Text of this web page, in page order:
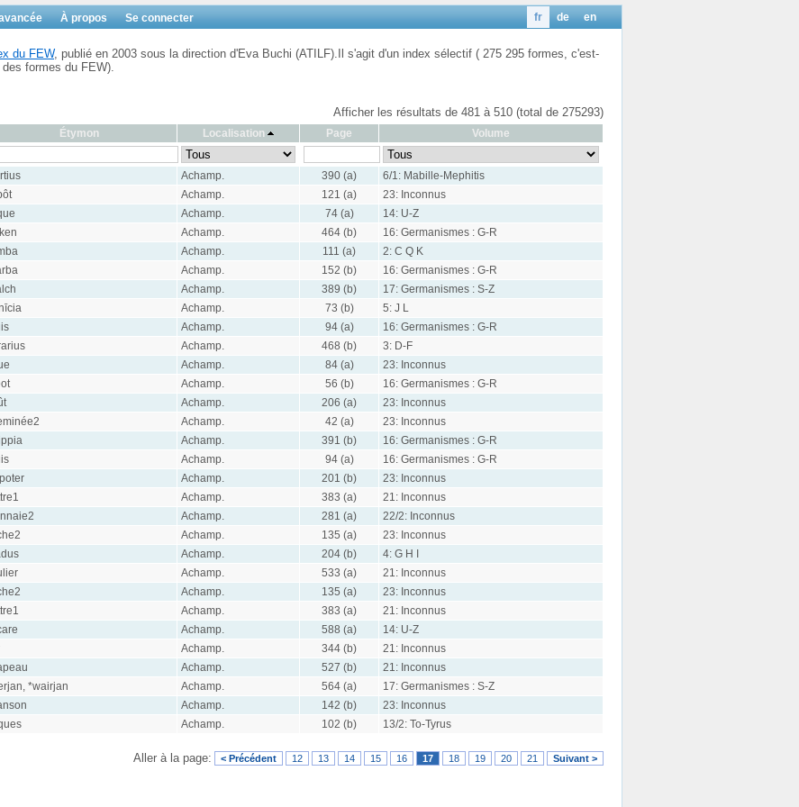
À propos Se connecter en
de
fr
du FEW, publié en 2003 sous la direction d'Eva Buchi (ATILF).Il s'agit d'un index sélectif ( 275 295 formes, c'est-
formes du FEW).
Afficher les résultats de 481 à 510 (total de 275293)
Étymon Localisation Page Volume
Achamp. 390 (a)
6/1: Mabille-Mephitis
Achamp. 121 (a)
23: Inconnus
Achamp. 74 (a)
14: U-Z
Achamp. 464 (b)
16: Germanismes : G-R
Achamp. 111 (a)
2: C Q K
Achamp. 152 (b)
16: Germanismes : G-R
Achamp. 389 (b)
17: Germanismes : S-Z
Achamp. 73 (b)
5: J L
Achamp. 94 (a)
16: Germanismes : G-R
Achamp. 468 (b)
3: D-F
Achamp. 84 (a)
23: Inconnus
Achamp. 56 (b)
16: Germanismes : G-R
Achamp. 206 (a)
23: Inconnus
Achamp. 42 (a)
23: Inconnus
Achamp. 391 (b)
16: Germanismes : G-R
Achamp. 94 (a)
16: Germanismes : G-R
Achamp. 201 (b)
23: Inconnus
Achamp. 383 (a)
21: Inconnus
Achamp. 281 (a)
22/2: Inconnus
Achamp. 135 (a)
23: Inconnus
Achamp. 204 (b)
4: G H I
Achamp. 533 (a)
21: Inconnus
Achamp. 135 (a)
23: Inconnus
Achamp. 383 (a)
21: Inconnus
Achamp. 588 (a)
14: U-Z
Achamp. 344 (b)
21: Inconnus
Achamp. 527 (b)
21: Inconnus
*wairjan Achamp. 564 (a)
17: Germanismes : S-Z
Achamp. 142 (b)
23: Inconnus
Achamp. 102 (b) 13/2: To-Tyrus
Aller à la page: < Précédent 12 13 14 15 16 17 18 19 20 21 Suivant >